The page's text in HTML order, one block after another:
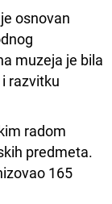
osnovan
muzeja je bila
razvitku
radom
predmeta.
165